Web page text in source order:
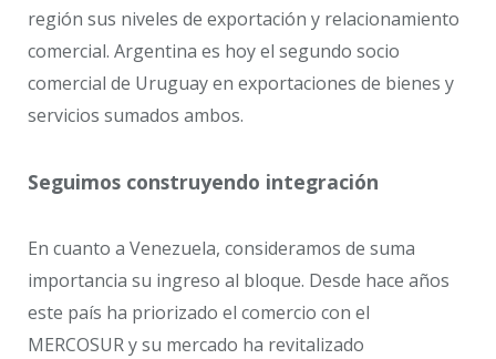
región sus niveles de exportación y relacionamiento
comercial. Argentina es hoy el segundo socio
comercial de Uruguay en exportaciones de bienes y
servicios sumados ambos.
Seguimos construyendo integración
En cuanto a Venezuela, consideramos de suma
importancia su ingreso al bloque. Desde hace años
este país ha priorizado el comercio con el
MERCOSUR y su mercado ha revitalizado